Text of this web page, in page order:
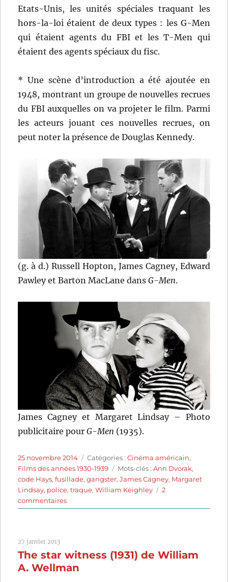
Etats-Unis, les unités spéciales traquant les
hors-la-loi étaient de deux types : les G-Men
qui étaient agents du FBI et les T-Men qui
étaient des agents spéciaux du fisc.
* Une scène d’introduction a été ajoutée en
1948, montrant un groupe de nouvelles recrues
du FBI auxquelles on va projeter le film. Parmi
les acteurs jouant ces nouvelles recrues, on
peut noter la présence de Douglas Kennedy.
(g. à d.) Russell Hopton, James Cagney, Edward
Pawley et Barton MacLane dansG-Men.
James Cagney et Margaret Lindsay – Photo
publicitaire pourG-Men (1935).
Publié
le
25 novembre 2014 Catégories
Catégories :Cinéma américain,
Films des années 1930-1939
Étiquettes
Mots-clés :Ann Dvorak,
code Hays,fusillade,gangster,James Cagney, Margaret
Lindsay, police,traque,William Keighley
2
commentairessur
Les
(1935)
de
27 janvier 2013
The star witness (1931) de William
A. Wellman